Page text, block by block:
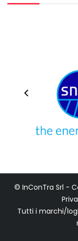
© InConTra Srl -
Tutti i marchi/